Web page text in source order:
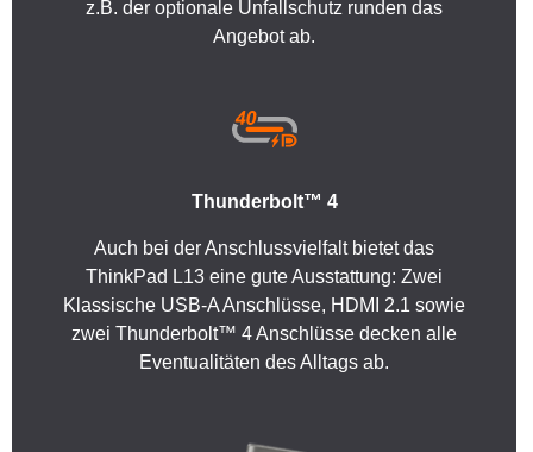
z.B. der optionale Unfallschutz runden das
Angebot ab.
Thunderbolt™ 4
Auch bei der Anschlussvielfalt bietet das
ThinkPad L13 eine gute Ausstattung: Zwei
Klassische USB-A Anschlüsse, HDMI 2.1 sowie
zwei Thunderbolt™ 4 Anschlüsse decken alle
Eventualitäten des Alltags ab.